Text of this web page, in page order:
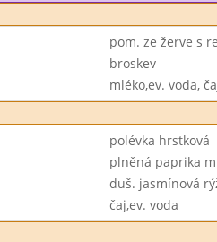
pom. ze žerve s
broskev
mléko,ev. voda,
polévka hrstková
plněná paprika
duš. jasmínová
čaj,ev. voda